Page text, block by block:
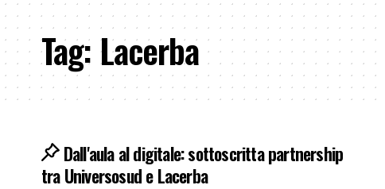
Tag:Lacerba
Dall'aula al digitale: sottoscritta partnership
tra Universosud e Lacerba